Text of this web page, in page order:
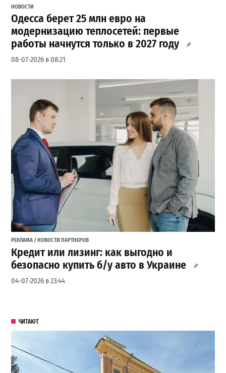
НОВОСТИ
Одесса берет 25 млн евро на
модернизацию теплосетей: первые
работы начнутся только в 2027 году
08-07-2026 в 08:21
РЕКЛАМА / НОВОСТИ ПАРТНЕРОВ
Кредит или лизинг: как выгодно и
безопасно купить б/у авто в Украине
04-07-2026 в 23:44
ЧИТАЮТ